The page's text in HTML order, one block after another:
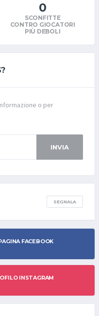
0
SCONFITTE
CONTRO GIOCATORI
PIÙ DEBOLI
o per
INVIA
SEGNALA
FACEBOOK
INSTAGRAM